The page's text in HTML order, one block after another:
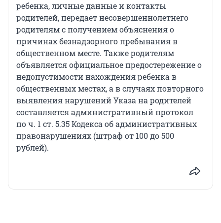
ребенка, личные данные и контакты
родителей, передает несовершеннолетнего
родителям с получением объяснения о
причинах безнадзорного пребывания в
общественном месте. Также родителям
объявляется официальное предостережение о
недопустимости нахождения ребенка в
общественных местах, а в случаях повторного
выявления нарушений Указа на родителей
составляется административный протокол
по ч. 1 ст. 5.35 Кодекса об административных
правонарушениях (штраф от 100 до 500
рублей).